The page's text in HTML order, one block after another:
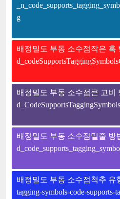
g
배정밀도 부동 소수점작은 혹
배정밀도 부동 소수점큰 고비
배정밀도 부동 소수점밑줄 방
배정밀도 부동 소수점척추 유
tagging-symbols-code-supports-